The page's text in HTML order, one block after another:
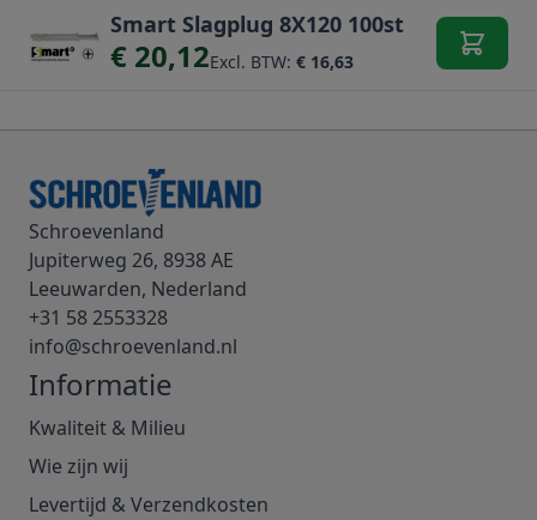
Smart Slagplug 8X120 100st
€ 20,12Excl. BTW: € 16,63
Schroevenland
Jupiterweg 26, 8938 AE
Leeuwarden, Nederland
+31 58 2553328
info@schroevenland.nl
Informatie
Kwaliteit & Milieu
Wie zijn wij
Levertijd & Verzendkosten